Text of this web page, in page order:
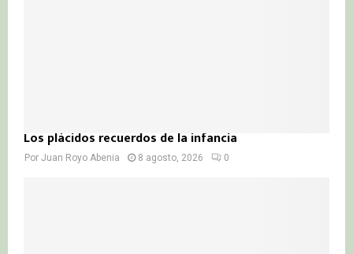
Los plácidos recuerdos de la infancia
Por Juan Royo Abenia 8 agosto, 2026 0